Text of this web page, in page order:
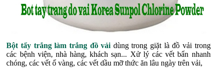
Bột tẩy trắng làm trắng đồ vảidùng trong giặt là đồ vải trong
các bệnh viện, nhà hàng, khách sạn... Xử lý các vết bẩn nhanh
chóng, các vết ố vàng, các vết dầu mỡ thức ăn lâu ngày trên vải,